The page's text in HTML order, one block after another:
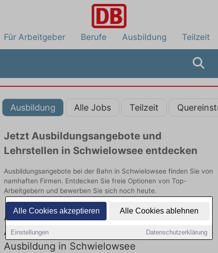
Alle Cookies akzeptieren Alle Cookies ablehnen
Einstellungen Datenschutzerklärung
Für Arbeitgeber Berufe Ausbildung Teilzeit
Ausbildung Alle Jobs Teilzeit
Jetzt Ausbildungsangebote und
Lehrstellen in Schwielowsee entdecken
Ausbildungsangebote bei der Bahn in Schwielowsee finden Sie von
namhaften Firmen. Entdecken Sie freie Optionen von Top-
Arbeitgebern und bewerben Sie sich noch heute.
Ausbildung in Schwielowsee bei der Bahn:
Aktuell gibt es keine Stellenangebote für
Ausbildung in Schwielowsee